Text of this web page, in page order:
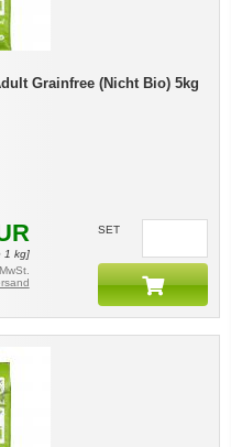
60g Belt's Bio
Grainfree (Nicht Bio) 5kg
1 kg]
SET